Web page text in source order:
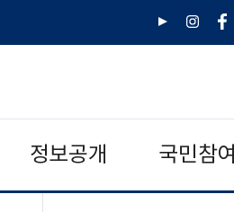
유
인
페
정보공개 국민참여